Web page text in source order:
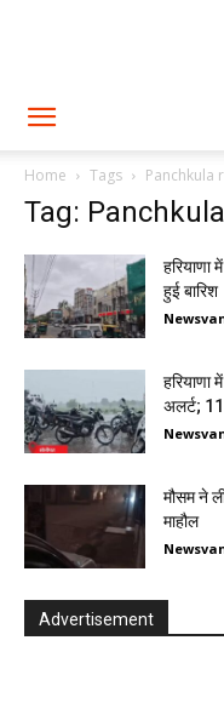
Home Tags Panchkula
Tag:
हरियाणा
हुई बारिश
हरियाणा
अलर्ट;
मौसम ने
माहौल
Advertisement